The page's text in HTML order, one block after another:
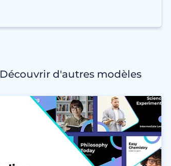
Découvrir d'autres modèles